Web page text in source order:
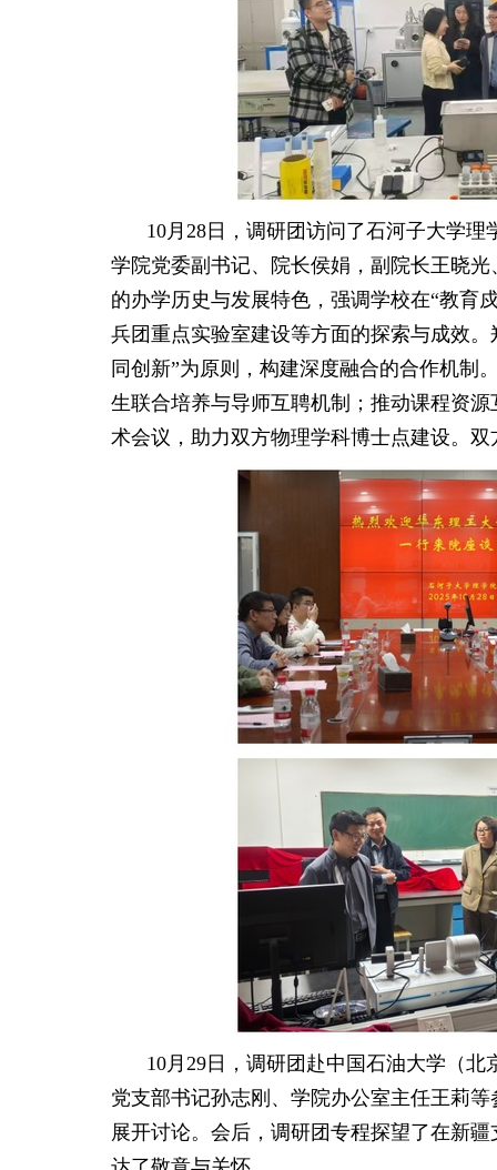
10月28 日 ，调研团访问了石河子大学理
学院党委副书记、院长侯娟，副院长王晓
的办学历史与发展特色，强调学校在“教育
兵团重点实验室建设等方面的探索与成效
同创新”为原则，构建深度融合的合作机制
生联合培养与导师互聘机制；推动课程资
术会议，助力双方物理学科博士点建设。
10月29 日 ，调研团赴中国石油大学（北
党支部书记孙志刚、学院办公室主任王莉
展开讨论。会后，调研团专程探望了在新